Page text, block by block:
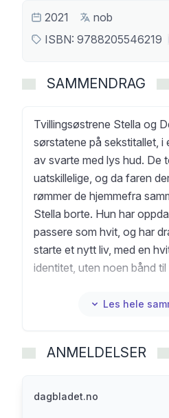
2021
nob
ISBN: 9788205546219
SAMMENDRAG
Tvillingsøstrene Stella og
sørstatene på sekstitallet, i
av svarte med lys hud. De
uatskillelige, og da faren
rømmer de hjemmefra
Stella borte. Hun har
passere som hvit, og har
starte et nytt liv, med en
identitet, uten noen bånd
slutter aldri å lete etter
skjebnene til Stella og
spennende historie om
tilhørighet. Klokt og
Les hele
ANMELDELSER
dagbladet.no